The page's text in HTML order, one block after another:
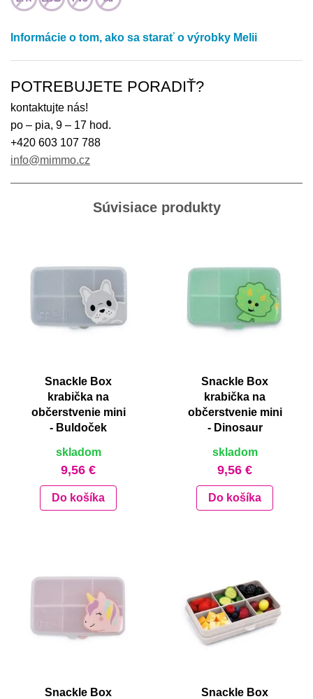
Informácie o tom, ako sa starať o výrobky Melii
POTREBUJETE PORADIŤ?
kontaktujte nás!
po – pia, 9 – 17 hod.
+420 603 107 788
info@mimmo.cz
Súvisiace produkty
Snackle Box
krabička na
občerstvenie mini
- Buldoček
skladom
9,56 €
Do košíka
Snackle Box
krabička na
občerstvenie mini
- Dinosaur
skladom
9,56 €
Do košíka
Snackle Box
Snackle Box